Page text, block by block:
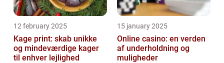
12 february 2025
Kage print: skab unikke
og mindeværdige kager
til enhver lejlighed
15 january 2025
Online casino: en verden
af underholdning og
muligheder